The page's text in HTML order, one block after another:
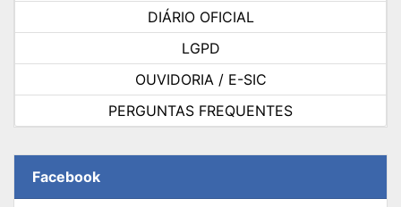
DIÁRIO OFICIAL
LGPD
OUVIDORIA / E-SIC
PERGUNTAS FREQUENTES
Facebook